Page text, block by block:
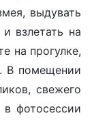
выдувать
взлетать на
на прогулке,
В помещении
свежего
фотосессии